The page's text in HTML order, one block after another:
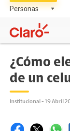
¿Cómo
de un
Institucional - 19 Abril